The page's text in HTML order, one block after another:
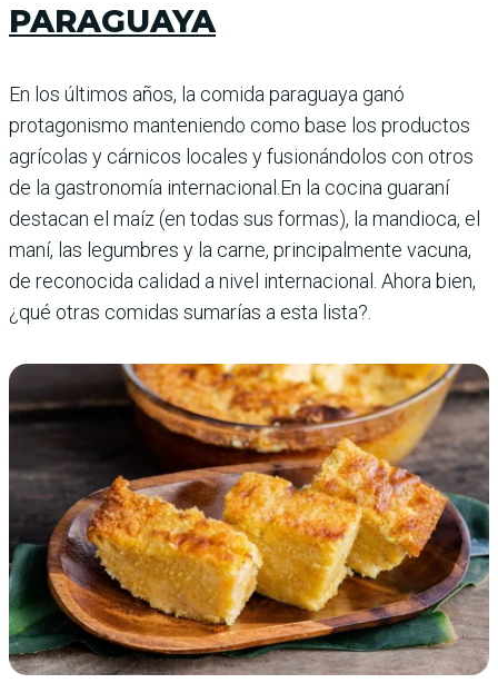
PARAGUAYA
En los últimos años, la comida paraguaya ganó
protagonismo manteniendo como base los productos
agrícolas y cárnicos locales y fusionándolos con otros
de la gastronomía internacional.En la cocina guaraní
destacan el maíz (en todas sus formas), la mandioca, el
maní, las legumbres y la carne, principalmente vacuna,
de reconocida calidad a nivel internacional. Ahora bien,
¿qué otras comidas sumarías a esta lista?.